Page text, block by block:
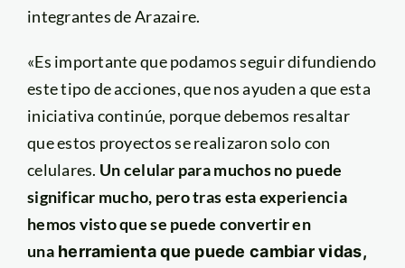
integrantes de Arazaire.
«Es importante que podamos seguir difundiendo
este tipo de acciones, que nos ayuden a que esta
iniciativa continúe, porque debemos resaltar
que estos proyectos se realizaron solo con
celulares. Un celular para muchos no puede
significar mucho, pero tras esta experiencia
hemos visto que se puede convertir en
unaherramienta que puede cambiar vidas,